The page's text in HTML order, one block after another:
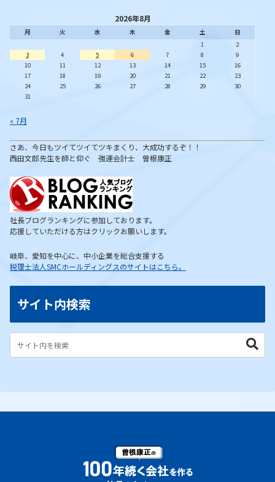
2026年8月
月 火 水 木 金 土
日
1
2
3
4 5 6 7 8
9
10
11 12 13 14 15
16
17
18 19 20 21 22
23
24
25 26 27 28 29
30
31
« 7月
さあ、今日もツイてツイてツキまくり、大成功するぞ！！
西田文郎先生を師と仰ぐ 強運会計士 曽根康正
社長ブログランキングに参加しております。
応援していただける方はクリックお願いします。
岐阜、愛知を中心に、中小企業を総合支援する
税理士法人SMCホールディングスのサイトはこちら。
サイト内検索